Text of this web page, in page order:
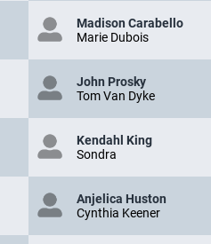
Madison Carabello
Marie Dubois
John Prosky
Tom Van Dyke
Kendahl King
Sondra
Anjelica Huston
Cynthia Keener